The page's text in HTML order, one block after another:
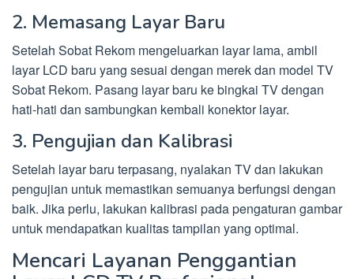
2. Memasang Layar Baru
Setelah Sobat Rekom mengeluarkan layar lama, ambil
layar LCD baru yang sesuai dengan merek dan model TV
Sobat Rekom. Pasang layar baru ke bingkai TV dengan
hati-hati dan sambungkan kembali konektor layar.
3. Pengujian dan Kalibrasi
Setelah layar baru terpasang, nyalakan TV dan lakukan
pengujian untuk memastikan semuanya berfungsi dengan
baik. Jika perlu, lakukan kalibrasi pada pengaturan gambar
untuk mendapatkan kualitas tampilan yang optimal.
Mencari Layanan Penggantian